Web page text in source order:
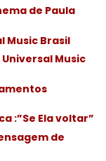
de Paula
Music Brasil
Music
:”Se Ela voltar”
de